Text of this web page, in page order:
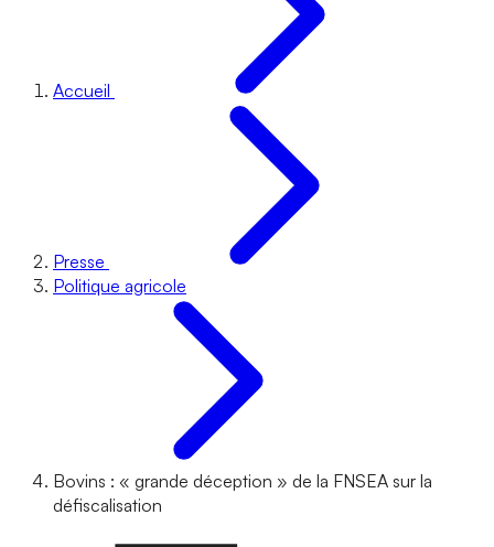
Accueil
Presse
Politique agricole
Bovins : « grande déception » de la FNSEA sur la
défiscalisation